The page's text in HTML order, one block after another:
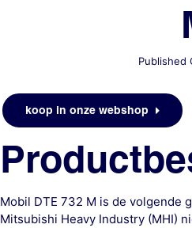
Published
koop in onze webshop
Mobil DTE 732 M is de volgende
Mitsubishi Heavy Industry (MHI)